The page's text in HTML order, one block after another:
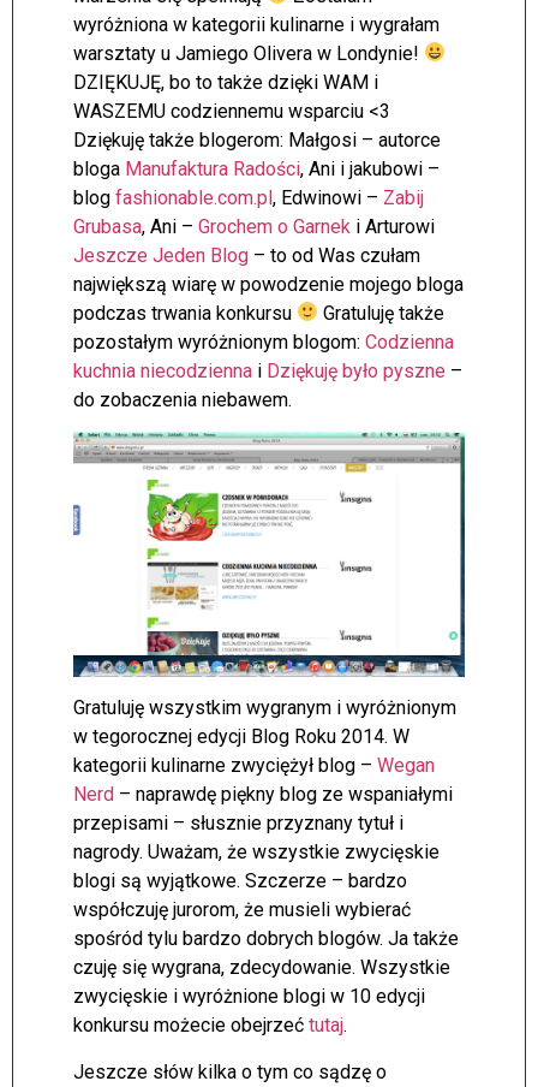
wyróżniona w kategorii kulinarne i wygrałam
warsztaty u Jamiego Olivera w Londynie!
DZIĘKUJĘ, bo to także dzięki WAM i
WASZEMU codziennemu wsparciu <3
Dziękuję także blogerom: Małgosi – autorce
bloga Manufaktura Radości, Ani i jakubowi –
blog fashionable.com.pl, Edwinowi – Zabij
Grubasa, Ani – Grochem o Garnek i Arturowi
Jeszcze Jeden Blog – to od Was czułam
największą wiarę w powodzenie mojego bloga
podczas trwania konkursu
Gratuluję także
pozostałym wyróżnionym blogom: Codzienna
kuchnia niecodzienna i Dziękuję było pyszne –
do zobaczenia niebawem.
Gratuluję wszystkim wygranym i wyróżnionym
w tegorocznej edycji Blog Roku 2014. W
kategorii kulinarne zwyciężył blog – Wegan
Nerd – naprawdę piękny blog ze wspaniałymi
przepisami – słusznie przyznany tytuł i
nagrody. Uważam, że wszystkie zwycięskie
blogi są wyjątkowe. Szczerze – bardzo
współczuję jurorom, że musieli wybierać
spośród tylu bardzo dobrych blogów. Ja także
czuję się wygrana, zdecydowanie. Wszystkie
zwycięskie i wyróżnione blogi w 10 edycji
konkursu możecie obejrzeć tutaj.
Jeszcze słów kilka o tym co sądzę o